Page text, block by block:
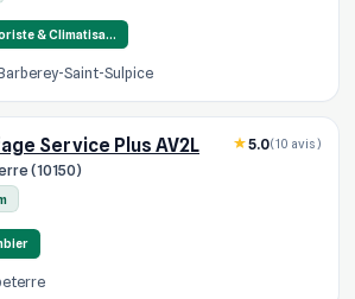
& Climatisa…
Saint-Sulpice
Service Plus AV2L
(10150)
5.0(10 avis)